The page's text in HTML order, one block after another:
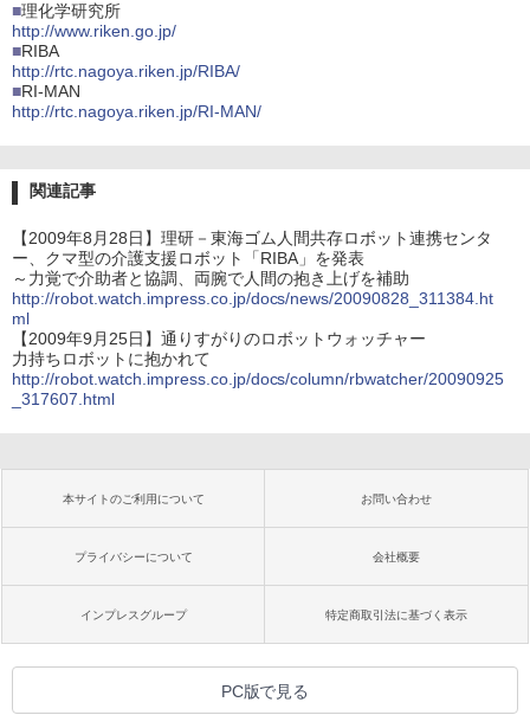
■理化学研究所
http://www.riken.go.jp/
■RIBA
http://rtc.nagoya.riken.jp/RIBA/
■RI-MAN
http://rtc.nagoya.riken.jp/RI-MAN/
関連記事
【2009年8月28日】理研－東海ゴム人間共存ロボット連携センタ
ー、クマ型の介護支援ロボット「RIBA」を発表
～力覚で介助者と協調、両腕で人間の抱き上げを補助
http://robot.watch.impress.co.jp/docs/news/20090828_311384.ht
ml
【2009年9月25日】通りすがりのロボットウォッチャー
力持ちロボットに抱かれて
http://robot.watch.impress.co.jp/docs/column/rbwatcher/20090925
_317607.html
本サイトのご利用について お問い合わせ
プライバシーについて 会社概要
インプレスグループ 特定商取引法に基づく表示
PC版で見る